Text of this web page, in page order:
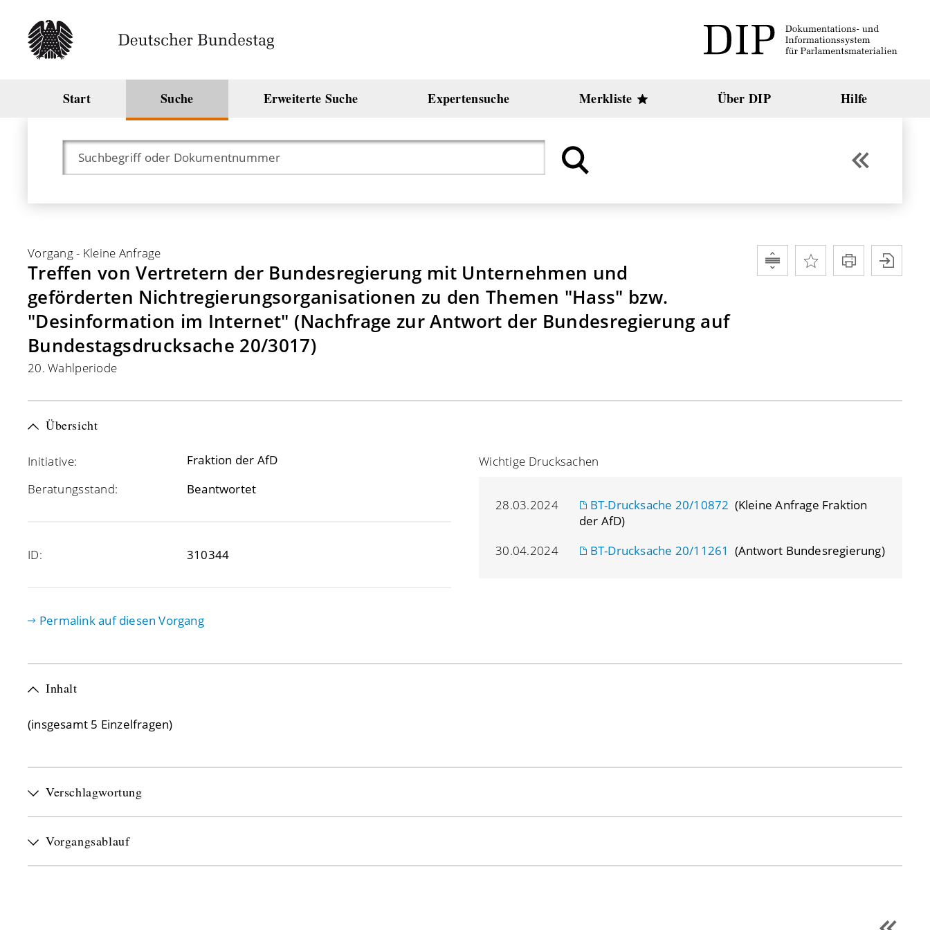
Start Suche Erweiterte Suche Expertensuche Merkliste Über DIP Hilfe
Vorgang- Kleine Anfrage
Treffen von Vertretern der Bundesregierung mit Unternehmen und
geförderten Nichtregierungsorganisationen zu den Themen "Hass" bzw.
"Desinformation im Internet" (Nachfrage zur Antwort der Bundesregierung auf
Bundestagsdrucksache 20/3017)
20. Wahlperiode
Übersicht
Initiative:
Fraktion der AfD
Beratungsstand:
Beantwortet
ID: 310344
Permalink auf diesen Vorgang
Wichtige Drucksachen
28.03.2024 BT-Drucksache 20/10872 (Kleine Anfrage Fraktion
der AfD)
30.04.2024
BT-Drucksache 20/11261 (Antwort Bundesregierung)
Inhalt
(insgesamt 5 Einzelfragen)
Verschlagwortung
Vorgangsablauf